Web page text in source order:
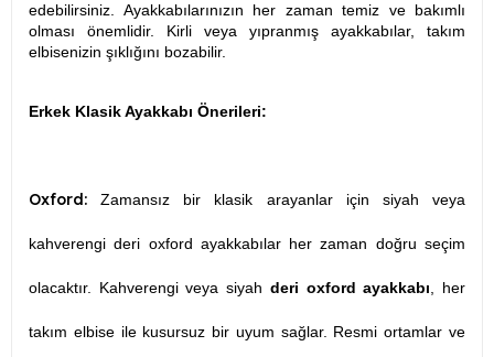
edebilirsiniz. Ayakkabılarınızın her zaman temiz ve bakımlı
olması önemlidir. Kirli veya yıpranmış ayakkabılar, takım
elbisenizin şıklığını bozabilir.
Erkek Klasik Ayakkabı Önerileri:
Oxford: Zamansız bir klasik arayanlar için siyah veya
kahverengi deri oxford ayakkabılar her zaman doğru seçim
olacaktır. Kahverengi veya siyah deri oxford ayakkabı , her
takım elbise ile kusursuz bir uyum sağlar. Resmi ortamlar ve